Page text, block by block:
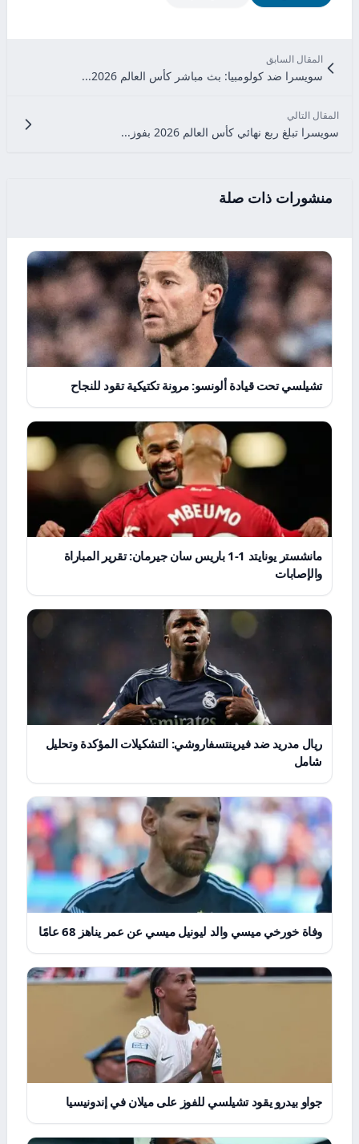
المقال السابق
سويسرا ضد كولومبيا: بث مباشر كأس العالم 2026...
المقال التالي
سويسرا تبلغ ربع نهائي كأس العالم 2026 بفوز...
منشورات ذات صلة
تشيلسي تحت قيادة ألونسو: مرونة تكتيكية تقود للنجاح
مانشستر يونايتد 1-1 باريس سان جيرمان: تقرير المباراة
والإصابات
ريال مدريد ضد فيرينتسفاروشي: التشكيلات المؤكدة وتحليل
شامل
وفاة خورخي ميسي والد ليونيل ميسي عن عمر يناهز 68 عامًا
جواو بيدرو يقود تشيلسي للفوز على ميلان في إندونيسيا